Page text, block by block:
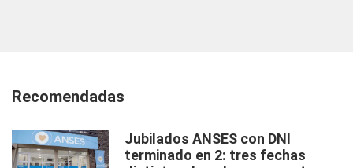
Recomendadas
Jubilados ANSES con DNI
terminado en 2: tres fechas